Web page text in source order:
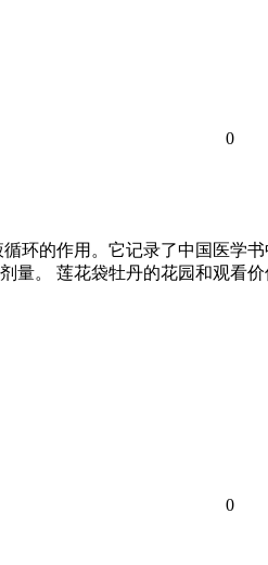
0
环的作用。它记录了中国医学
量。 莲花袋牡丹的花园和观看
0